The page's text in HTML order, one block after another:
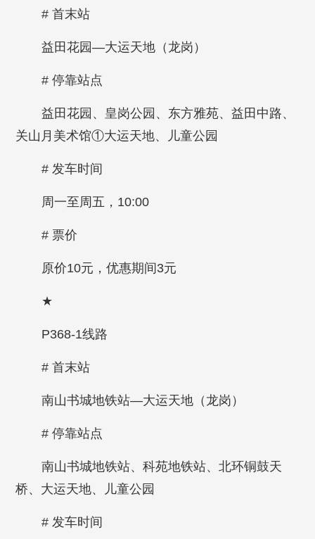
# 首末站
益田花园—大运天地（龙岗）
# 停靠站点
益田花园、皇岗公园、东方雅苑、益田中路、
关山月美术馆①大运天地、儿童公园
# 发车时间
周一至周五，10:00
# 票价
原价10元，优惠期间3元
★
P368-1线路
# 首末站
南山书城地铁站—大运天地（龙岗）
# 停靠站点
南山书城地铁站、科苑地铁站、北环铜鼓天
桥、大运天地、儿童公园
# 发车时间